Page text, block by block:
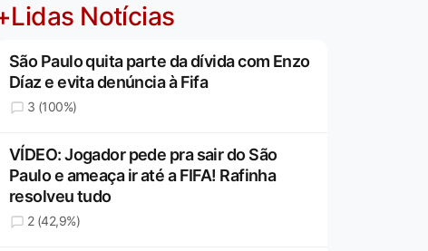
Notícias
São Paulo quita parte da dívida com Enzo
Díaz e evita denúncia à Fifa
3 (100%)
VÍDEO: Jogador pede pra sair do São
Paulo e ameaça ir até a FIFA! Rafinha
resolveu tudo
2 (42,9%)